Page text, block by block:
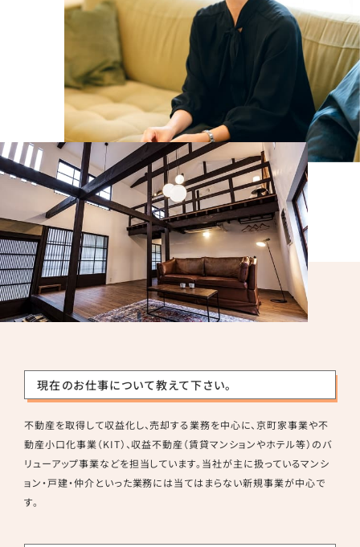
現在のお仕事について教えて下さい。
不動産を取得して収益化し、売却する業務を中心に、京町家事業や不
動産小口化事業（KIT）、収益不動産（賃貸マンションやホテル等）のバ
リューアップ事業などを担当しています。当社が主に扱っているマンシ
ョン・戸建・仲介といった業務には当てはまらない新規事業が中心で
す。